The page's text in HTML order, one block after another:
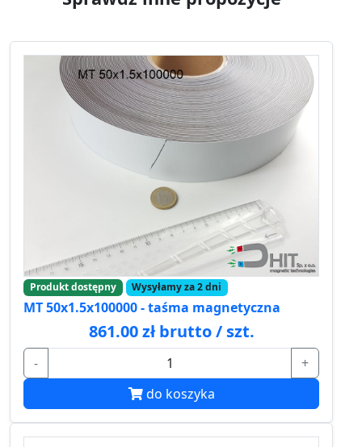
Produkt dostępny Wysyłamy za 2 dni
MT 50x1.5x100000 - taśma magnetyczna
861.00 zł brutto / szt.
-
+
do koszyka